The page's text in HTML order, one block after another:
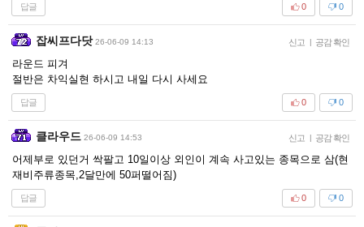
답글 0
0
잡씨프다닷 26-06-09 14:13 신고 | 공감 확인
라운드 피겨
절반은 차익실현 하시고 내일 다시 사세요
답글 0
0
클라우드 26-06-09 14:53 신고 | 공감 확인
어제부로 있던거 싹팔고 10일이상 외인이 계속 사고있는 종목으로 삼(현
재비주류종목,2달만에 50퍼떨어짐)
답글 0
0